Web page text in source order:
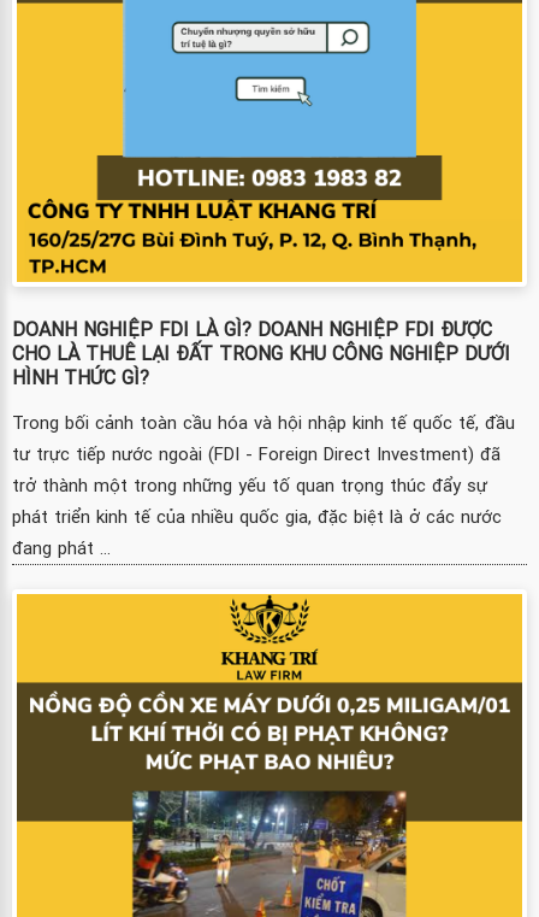
DOANH NGHIỆP FDI LÀ GÌ? DOANH NGHIỆP FDI ĐƯỢC
CHO LÀ THUÊ LẠI ĐẤT TRONG KHU CÔNG NGHIỆP DƯỚI
HÌNH THỨC GÌ?
Trong bối cảnh toàn cầu hóa và hội nhập kinh tế quốc tế, đầu
tư trực tiếp nước ngoài (FDI - Foreign Direct Investment) đã
trở thành một trong những yếu tố quan trọng thúc đẩy sự
phát triển kinh tế của nhiều quốc gia, đặc biệt là ở các nước
đang phát ...